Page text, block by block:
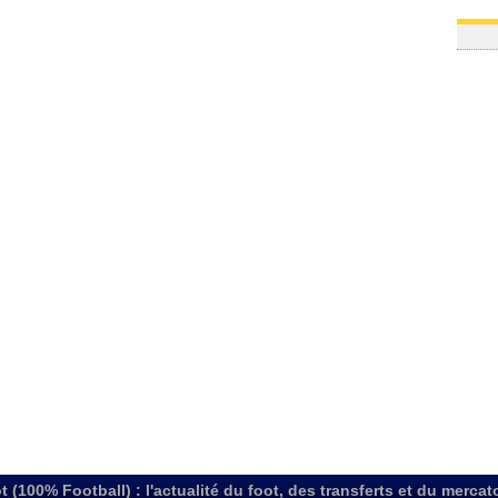
(100% Football) : l'actualité du foot, des transferts et du